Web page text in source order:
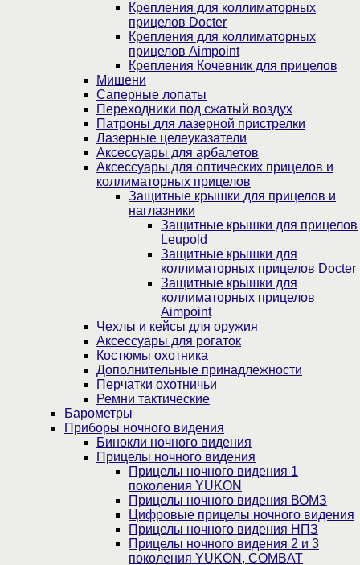
Крепления для коллиматорных
прицелов Docter
Крепления для коллиматорных
прицелов Aimpoint
Крепления Кочевник для прицелов
Мишени
Саперные лопаты
Переходники под сжатый воздух
Патроны для лазерной пристрелки
Лазерные целеуказатели
Аксессуары для арбалетов
Аксессуары для оптических прицелов и
коллиматорных прицелов
Защитные крышки для прицелов и
наглазники
Защитные крышки для прицелов
Leupold
Защитные крышки для
коллиматорных прицелов Docter
Защитные крышки для
коллиматорных прицелов
Aimpoint
Чехлы и кейсы для оружия
Аксессуары для рогаток
Костюмы охотника
Дополнительные принадлежности
Перчатки охотничьи
Ремни тактические
Барометры
Приборы ночного видения
Бинокли ночного видения
Прицелы ночного видения
Прицелы ночного видения 1
поколения YUKON
Прицелы ночного видения ВОМЗ
Цифровые прицелы ночного видения
Прицелы ночного видения НПЗ
Прицелы ночного видения 2 и 3
поколения YUKON, COMBAT